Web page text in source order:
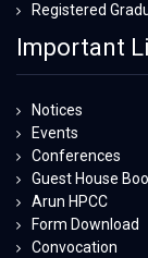
Registered
Important
Notices
Events
Conferences
Guest House
Arun HPCC
Form Download
Convocation